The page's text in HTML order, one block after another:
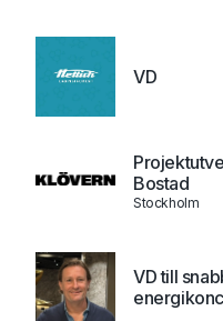
VD
Bostad
Stockholm
VD till